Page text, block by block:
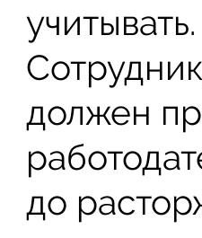
учитывать.
должен
до